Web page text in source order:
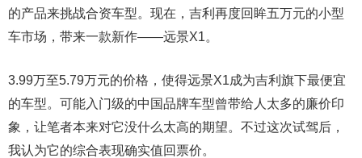
的产品来挑战合资车型。现在，吉利再度回眸五万元的小型
车市场，带来一款新作——远景X1。
3.99万至5.79万元的价格，使得远景X1成为吉利旗下最便宜
的车型。可能入门级的中国品牌车型曾带给人太多的廉价印
象，让笔者本来对它没什么太高的期望。不过这次试驾后，
我认为它的综合表现确实值回票价。